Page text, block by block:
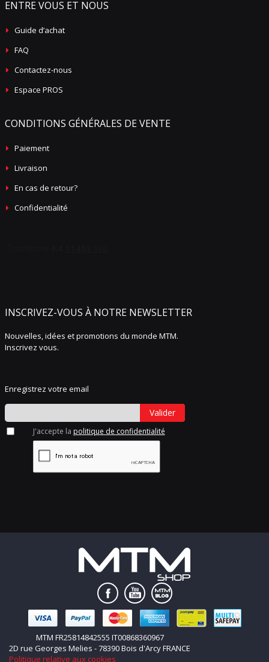
ENTRE VOUS ET NOUS
Guide d’achat
FAQ
Contactez-nous
Espace PROS
CONDITIONS GÉNÉRALES DE VENTE
Paiement
Livraison
En cas de retour?
Confidentialité
INSCRIVEZ-VOUS À NOTRE NEWSLETTER
Nouvelles, idées et promotions du monde MTM.
Inscrivez vous.
Enregistrez votre email
Valider
J'accepte la politique de confidentialité
MTM FR25814842555 IT00868360967
2D rue Georges Melies - 78390 Bois d'Arcy FRANCE
Politique relative aux cookies